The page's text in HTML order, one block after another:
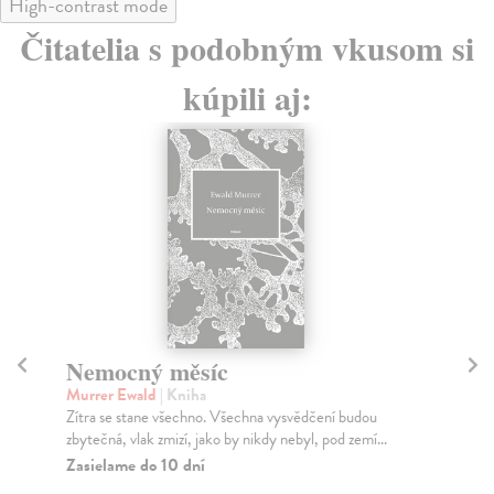
Čitatelia s podobným vkusom si
kúpili aj:
Zero Gáta
Murrer Ewald | Kniha
V knize Zero Gáta autor formou navazuje na básnické
prózy, které publikoval v devadesátých letech mi...
Zasielame do 12 dní